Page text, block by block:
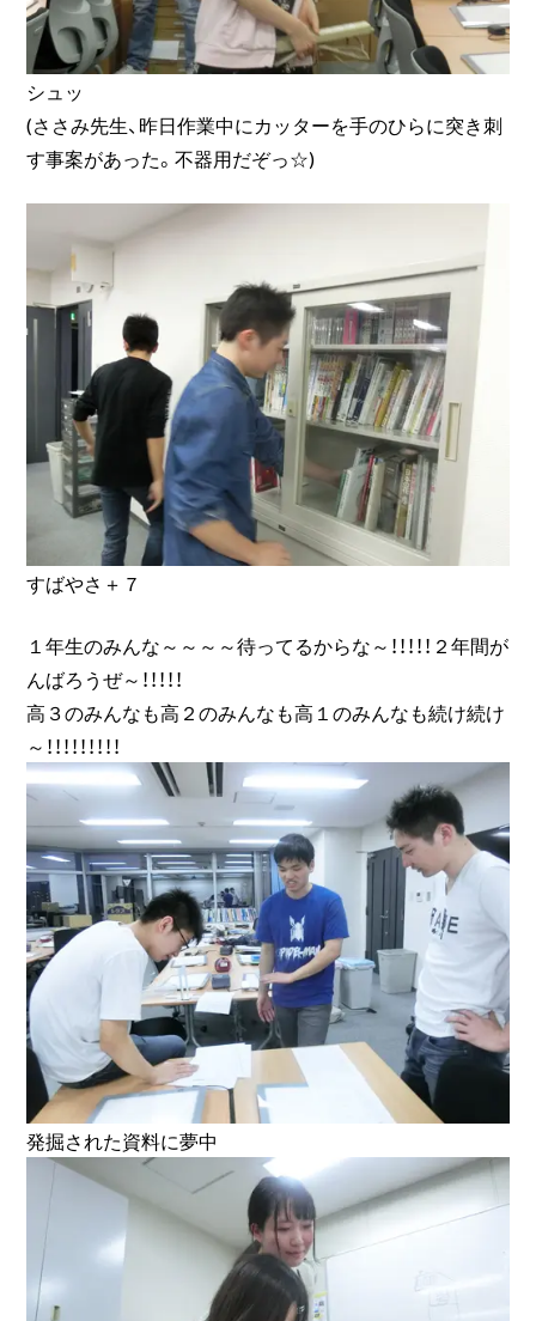
シュッ
(ささみ先生、昨日作業中にカッターを手のひらに突き刺
す事案があった。不器用だぞっ☆)
すばやさ＋７
１年生のみんな～～～～待ってるからな～！！！！！２年間が
んばろうぜ～！！！！！
高３のみんなも高２のみんなも高１のみんなも続け続け
～！！！！！！！！！
発掘された資料に夢中